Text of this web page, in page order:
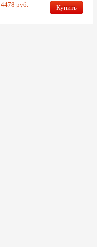
4478 руб.
Купить